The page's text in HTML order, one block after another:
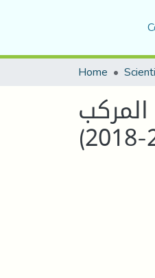
Home